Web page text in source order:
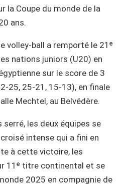
la Coupe du monde de la
ans.
volley-ball a remporté le 21ᵉ
nations juniors (U20) en
sur le score de 3
25, 25-21, 15-13), en finale
Mechtel, au Belvédère.
les deux équipes se
intense qui a fini en
à cette victoire, les
11ᵉ titre continental et se
2025 en compagnie de